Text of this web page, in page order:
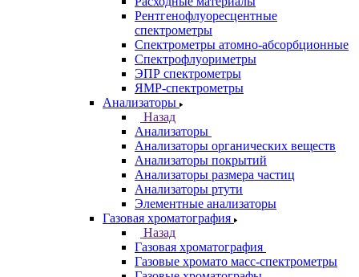
Дополнительное оборудование для
ААС
ИК-Фурье спектрометры
Инфракрасные микроскопы
Лазерные спектрометры
Масс спектрометры
Оптико-эмиссионные спектрометры
Портативные
рентгенофлуоресцентные анализаторы
Приставки к спектрометрам
Рамановские спектрометры
Расходные материалы
Рентгенофлуоресцентные
спектрометры
Спектрометры атомно-абсорбционные
Спектрофлуориметры
ЭПР спектрометры
ЯМР-спектрометры